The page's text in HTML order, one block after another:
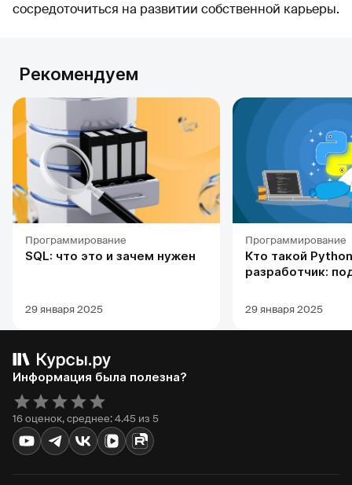
сосредоточиться на развитии собственной карьеры.
Рекомендуем
Программирование
SQL: что это и зачем нужен
29 января 2025
Программирование
Кто такой
разработчик:
карьерных
29 января 2025
Информация была полезна?
16 оценок, среднее: 4.45 из 5